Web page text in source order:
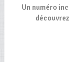
Un numéro